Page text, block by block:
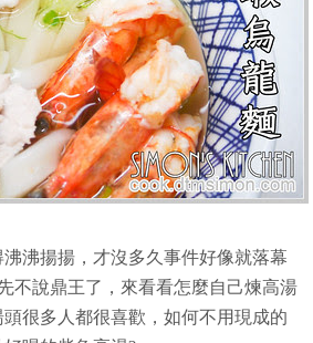
沸揚揚，才沒多久事件好像就落幕
不說鼎王了，來看看怎麼自己煉高湯
很多人都很喜歡，如何不用現成的